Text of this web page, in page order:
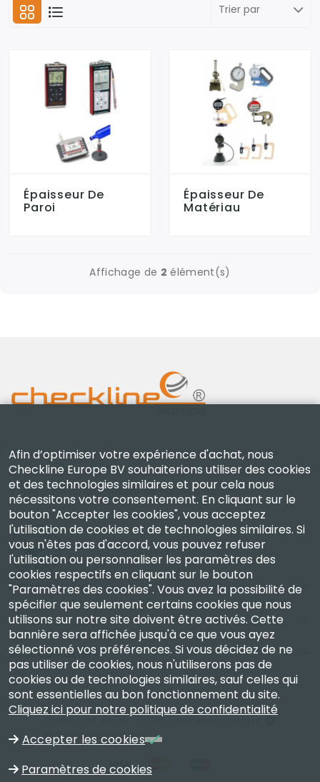
Épaisseur De
Paroi
Épaisseur De
Matériau
Affichage de 2 élément(s)
Checkline Europe B.V. — spécialistes de la fourniture,
de l'étalonnage, de la certification et de la réparation
d'instruments de mesure de haute précision.
Entreprise
Compte
Nous Contacter
Copyright 2003 - 2026 Checkline Europe
N° TVA NL850630721B01
Afin d’optimiser votre expérience d'achat, nous
Checkline Europe BV souhaiterions utiliser des cookies
et des technologies similaires et pour cela nous
nécessitons votre consentement. En cliquant sur le
bouton "Accepter les cookies", vous acceptez
l'utilisation de cookies et de technologies similaires. Si
vous n'êtes pas d'accord, vous pouvez refuser
l'utilisation ou personnaliser les paramètres des
cookies respectifs en cliquant sur le bouton
"Paramètres des cookies". Vous avez la possibilité de
spécifier que seulement certains cookies que nous
utilisons sur notre site doivent être activés. Cette
bannière sera affichée jusqu'à ce que vous ayez
sélectionné vos préférences. Si vous décidez de ne
pas utiliser de cookies, nous n'utiliserons pas de
cookies ou de technologies similaires, sauf celles qui
sont essentielles au bon fonctionnement du site.
Cliquez ici pour notre politique de confidentialité
Accepter les cookies
Paramètres de cookies